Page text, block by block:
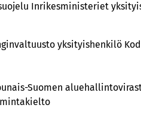
Inrikesministeriet
yksityishenkilö
Suomen